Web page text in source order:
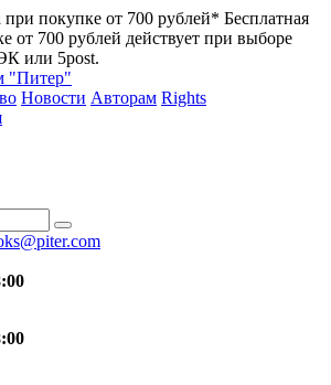
при покупке от 700 рублей* Бесплатная
от 700 рублей действует при выборе
или 5post.
Новости Авторам Rights